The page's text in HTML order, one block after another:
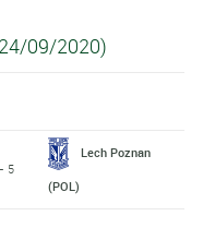
09/2020)
5
Lech Poznan
(POL)